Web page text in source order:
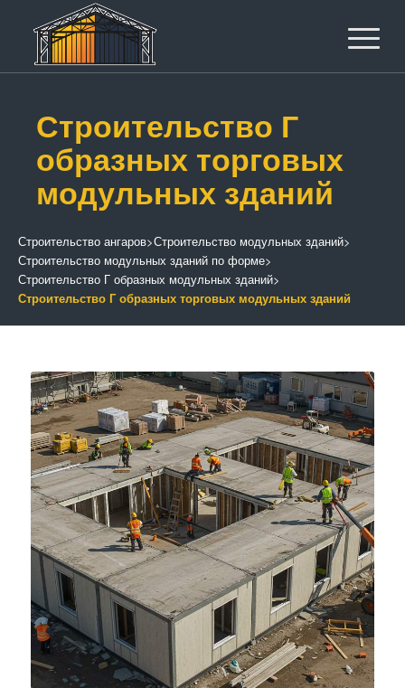
Строительство Г
образных торговых
модульных зданий
Строительство ангаров>Строительство модульных зданий>
Строительство модульных зданий по форме>
Строительство Г образных модульных зданий>
Строительство Г образных торговых модульных зданий